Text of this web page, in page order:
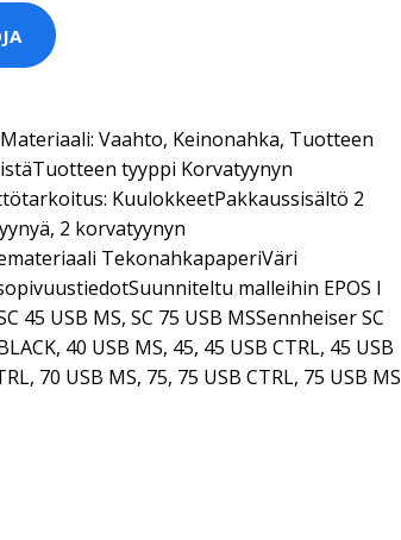
Materiaali: Vaahto, Keinonahka, Tuotteen
tyyppi Korvatyynyn
KuulokkeetPakkaussisältö 2
2 korvatyynyn
TekonahkapaperiVäri
malleihin EPOS I
45 USB MS, SC 75 USB MSSennheiser SC
40 USB MS, 45, 45 USB CTRL, 45 USB
70 USB MS, 75, 75 USB CTRL, 75 USB MS